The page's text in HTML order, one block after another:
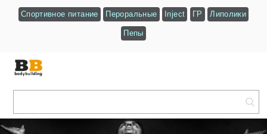
Спортивное питание Пероральные Inject ГР Липолики
Пепы